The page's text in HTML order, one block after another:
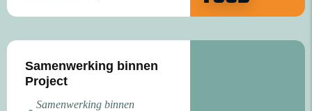
Samenwerking binnen
Project
Samenwerking binnen